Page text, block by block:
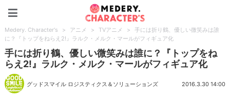
Medery. Character's > アニメ > TVアニメ >
手には折り鶴、優しい微笑みは誰
に？『トップをねらえ2!』ラルク・メルク・マールがフィギュア化
手には折り鶴、優しい微笑みは誰に？『トップをね
らえ2!』ラルク・メルク・マールがフィギュア化
グッドスマイル ロジスティクス＆ソリューションズ 2016.3.30 14:00